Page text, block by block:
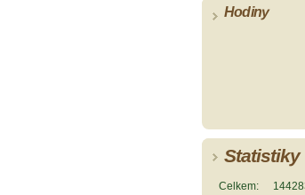
Hodiny
Statistiky
Celkem: